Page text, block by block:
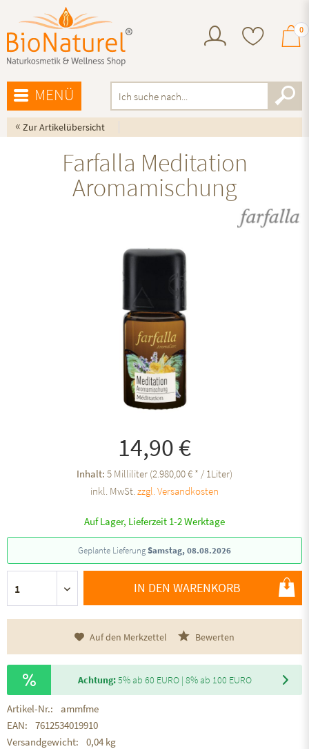
0
MENÜ
« Zur Artikelübersicht
Farfalla Meditation
Aromamischung
14,90 €
Inhalt: 5 Milliliter (2.980,00 € * / 1Liter)
inkl. MwSt.zzgl. Versandkosten
Auf Lager, Lieferzeit 1-2 Werktage
Geplante LieferungSamstag, 08.08.2026
IN DEN WARENKORB
Auf den Merkzettel Bewerten
Achtung:5% ab 60 EURO | 8% ab 100 EURO
Artikel-Nr.:
ammfme
EAN:
7612534019910
Versandgewicht:
0,04 kg